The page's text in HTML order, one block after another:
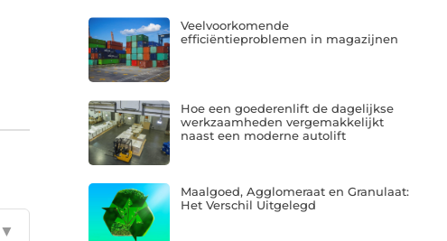
▼
Veelvoorkomende
efficiëntieproblemen in magazijnen
Hoe een goederenlift de dagelijkse
werkzaamheden vergemakkelijkt
naast een moderne autolift
Maalgoed, Agglomeraat en Granulaat:
Het Verschil Uitgelegd